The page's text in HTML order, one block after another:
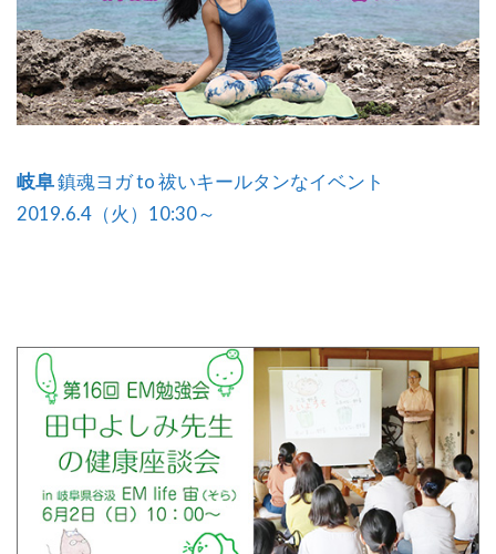
岐阜鎮魂ヨガ to 祓いキールタンなイベント
2019.6.4（火）10:30～